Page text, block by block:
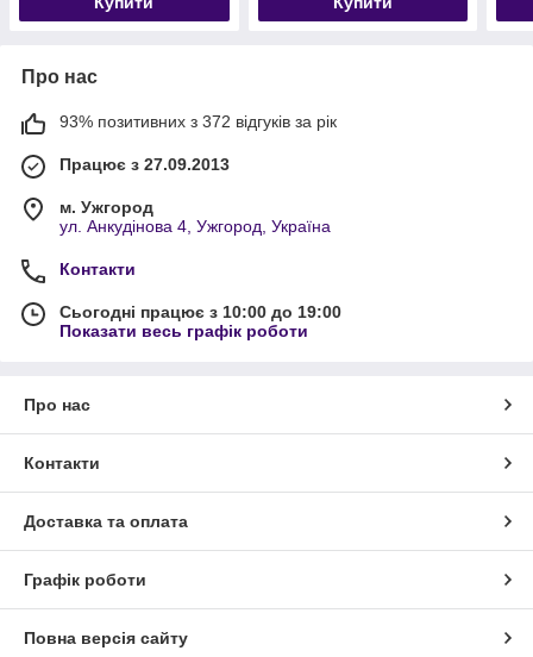
Про нас
93% позитивних з 372 відгуків за рік
Працює з 27.09.2013
м. Ужгород
ул. Анкудінова 4, Ужгород, Україна
Контакти
Сьогодні працює з 10:00 до 19:00
Показати весь графік роботи
Про нас
Контакти
Доставка та оплата
Графік роботи
Повна версія сайту